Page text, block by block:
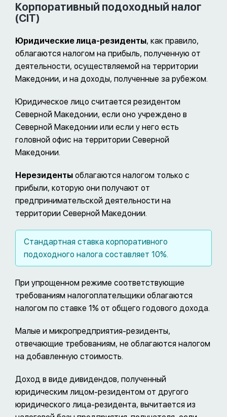
Корпоративный подоходный налог
(CIT)
Юридические лица-резиденты, как правило,
облагаются налогом на прибыль, полученную от
деятельности, осуществляемой на территории
Македонии, и на доходы, полученные за рубежом.
Юридическое лицо считается резидентом
Северной Македонии, если оно учреждено в
Северной Македонии или если у него есть
головной офис на территории Северной
Македонии.
Нерезиденты облагаются налогом только с
прибыли, которую они получают от
предпринимательской деятельности на
территории Северной Македонии.
Стандартная ставка корпоративного
подоходного налога составляет 10%.
При упрощенном режиме соответствующие
требованиям налогоплательщики облагаются
налогом по ставке 1% от общего годового дохода.
Малые и микропредприятия-резиденты,
отвечающие требованиям, не облагаются налогом
на добавленную стоимость.
Доход в виде дивидендов, полученный
юридическим лицом-резидентом от другого
юридического лица-резидента, вычитается из